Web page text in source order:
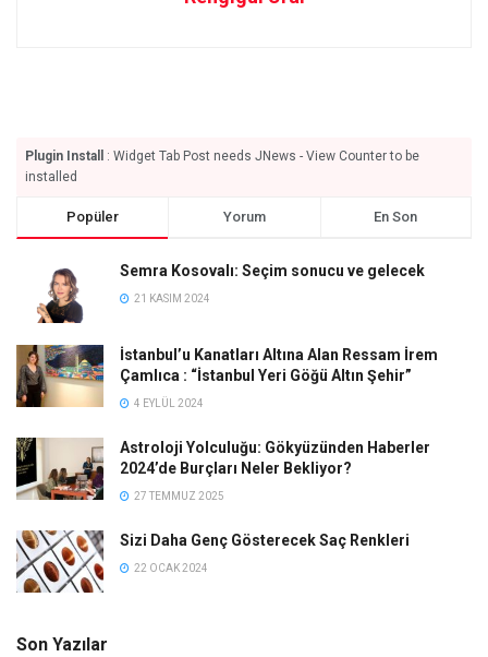
Plugin Install
: Widget Tab Post needs JNews - View Counter to be
installed
Popüler Yorum En Son
Semra Kosovalı: Seçim sonucu ve gelecek
21 KASIM 2024
İstanbul’u Kanatları Altına Alan Ressam İrem
Çamlıca : “İstanbul Yeri Göğü Altın Şehir”
4 EYLÜL 2024
Astroloji Yolculuğu: Gökyüzünden Haberler
2024’de Burçları Neler Bekliyor?
27 TEMMUZ 2025
Sizi Daha Genç Gösterecek Saç Renkleri
22 OCAK 2024
Son Yazılar